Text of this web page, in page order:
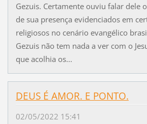
Gezuis. Certamente ouviu falar dele
de sua presença evidenciados em
religiosos no cenário evangélico
Gezuis não tem nada a ver com o
que acolhia os...
DEUS É AMOR. E PONTO.
02/05/2022 15:41